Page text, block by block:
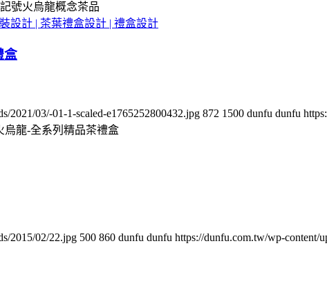
號火烏龍概念茶品
盒
2021/03/-01-1-scaled-e1765252800432.jpg 872 1500 dunfu dunfu
烏龍-全系列精品茶禮盒
2015/02/22.jpg 500 860 dunfu dunfu https://dunfu.com.tw/wp-content/